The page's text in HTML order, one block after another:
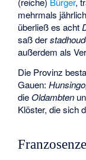
mehrmals
überließ es acht
saß der
außerdem als
Die Provinz
Gauen:
dieOldambten
Klöster, die sich